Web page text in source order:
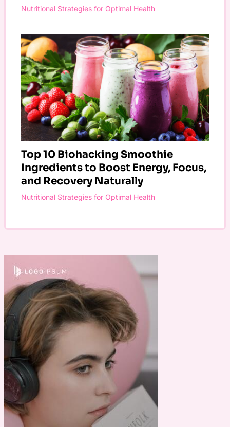
Nutritional Strategies for Optimal Health
Top 10 Biohacking Smoothie
Ingredients to Boost Energy, Focus,
and Recovery Naturally
Nutritional Strategies for Optimal Health